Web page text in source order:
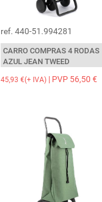
ref. 440-51.994281
CARRO COMPRAS 4 RODAS
AZUL JEAN TWEED
45,93 €(+ IVA)| PVP 56,50 €